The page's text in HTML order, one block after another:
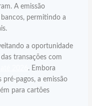
A emissão
permitindo a
a oportunidade
transações com
. Embora
pagos, a emissão
para cartões